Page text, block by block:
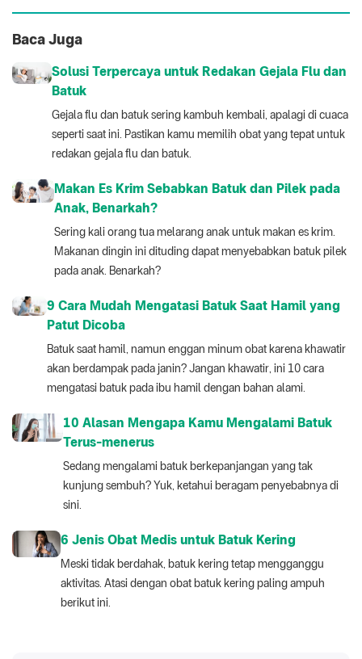
Baca Juga
Solusi Terpercaya untuk Redakan Gejala Flu dan
Batuk
Gejala flu dan batuk sering kambuh kembali, apalagi di cuaca
seperti saat ini. Pastikan kamu memilih obat yang tepat untuk
redakan gejala flu dan batuk.
Makan Es Krim Sebabkan Batuk dan Pilek pada
Anak, Benarkah?
Sering kali orang tua melarang anak untuk makan es krim.
Makanan dingin ini dituding dapat menyebabkan batuk pilek
pada anak. Benarkah?
9 Cara Mudah Mengatasi Batuk Saat Hamil yang
Patut Dicoba
Batuk saat hamil, namun enggan minum obat karena khawatir
akan berdampak pada janin? Jangan khawatir, ini 10 cara
mengatasi batuk pada ibu hamil dengan bahan alami.
10 Alasan Mengapa Kamu Mengalami Batuk
Terus-menerus
Sedang mengalami batuk berkepanjangan yang tak
kunjung sembuh? Yuk, ketahui beragam penyebabnya di
sini.
6 Jenis Obat Medis untuk Batuk Kering
Meski tidak berdahak, batuk kering tetap mengganggu
aktivitas. Atasi dengan obat batuk kering paling ampuh
berikut ini.